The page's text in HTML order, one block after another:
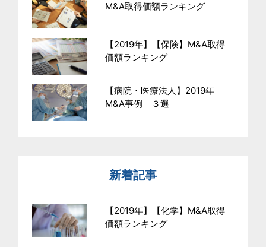
M&A取得価額ランキング
【2019年】【保険】M&A取得
価額ランキング
【病院・医療法人】2019年
M&A事例 ３選
新着記事
【2019年】【化学】M&A取得
価額ランキング